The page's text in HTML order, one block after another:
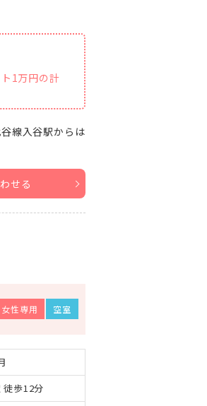
1万円の計
線入谷駅からは
せる
女性専用 空室
徒歩12分